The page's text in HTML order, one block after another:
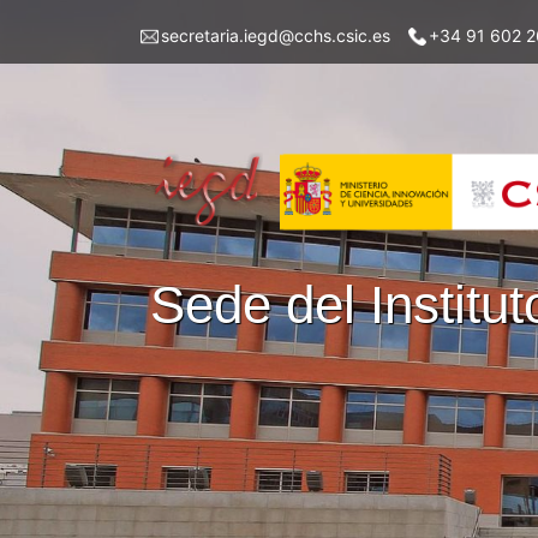
Menusecretaria.iegd@cchs.csic.es +34 91 602
Sede del